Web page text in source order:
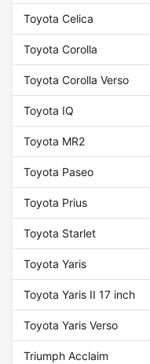
Toyota Celica
Toyota Corolla
Toyota Corolla Verso
Toyota IQ
Toyota MR2
Toyota Paseo
Toyota Prius
Toyota Starlet
Toyota Yaris
Toyota Yaris II 17 inch
Toyota Yaris Verso
Triumph Acclaim